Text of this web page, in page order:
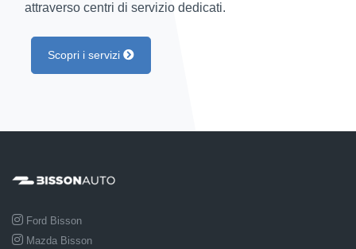
attraverso centri di servizio dedicati.
Scopri i servizi
Ford Bisson
Mazda Bisson